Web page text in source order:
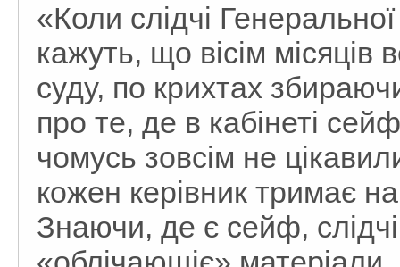
«Коли слідчі
кажуть, що вісім місяців
суду, по крихтах
про те, де в кабінеті
чомусь зовсім не
кожен керівник тримає
Знаючи, де є сейф,